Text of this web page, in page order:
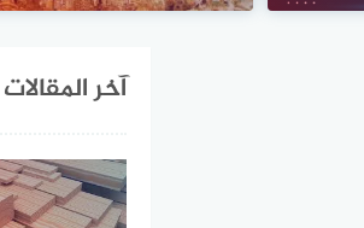
آخر المقالات